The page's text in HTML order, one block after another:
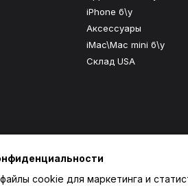
iPhone б\у
Аксессуары
iMac\Mac mini б\у
Склад USA
cookie для маркетинга и